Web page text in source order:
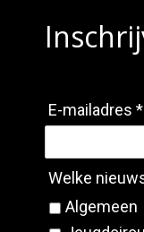
E-mailadres *
Welke
Algemeen